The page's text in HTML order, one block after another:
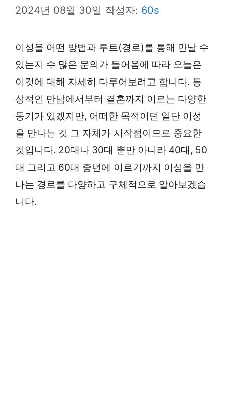
2024년 08월 30일 작성자: 60s
이성을 어떤 방법과 루트(경로)를 통해 만날 수
있는지 수 많은 문의가 들어옴에 따라 오늘은
이것에 대해 자세히 다루어보려고 합니다. 통
상적인 만남에서부터 결혼까지 이르는 다양한
동기가 있겠지만, 어떠한 목적이던 일단 이성
을 만나는 것 그 자체가 시작점이므로 중요한
것입니다. 20대나 30대 뿐만 아니라 40대, 50
대 그리고 60대 중년에 이르기까지 이성을 만
나는 경로를 다양하고 구체적으로 알아보겠습
니다.